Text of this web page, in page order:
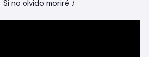
Si no olvido moriré ♪